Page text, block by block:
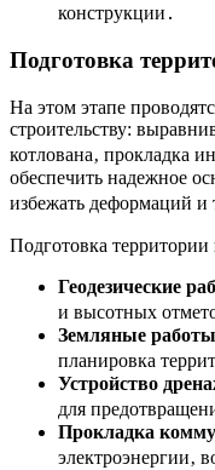
конструкции․
Подготовка
На этом этапе
строительству:
котлована‚ прокладка
обеспечить надежное
избежать деформаций
Подготовка территории
Геодезические
и высотных
Земляные
планировка
Устройство
для
Прокладка
электроэнергии‚